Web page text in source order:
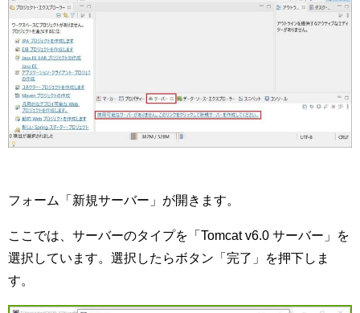
フォーム「新規サーバー」が開きます。
ここでは、サーバーのタイプを「Tomcat v6.0 サーバー」を
選択しています。選択したらボタン「完了」を押下しま
す。